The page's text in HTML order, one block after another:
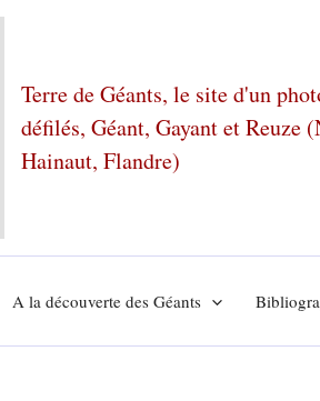
Terre de Géants, le site d'un
défilés, Géant, Gayant et Reuze
Hainaut, Flandre)
A la découverte des Géants